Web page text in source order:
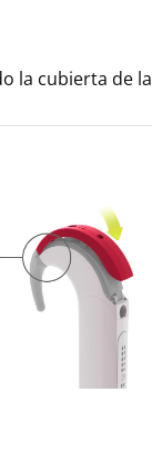
la cubierta de